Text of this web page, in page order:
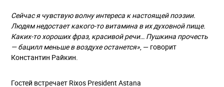
Сейчас я чувствую волну интереса к настоящей поэзии.
Людям недостает какого-то витамина в их духовной пище.
Каких-то хороших фраз, красивой речи… Пушкина прочесть
— бацилл меньше в воздухе останется», — говорит
Константин Райкин.
Гостей встречает Rixos President Astana